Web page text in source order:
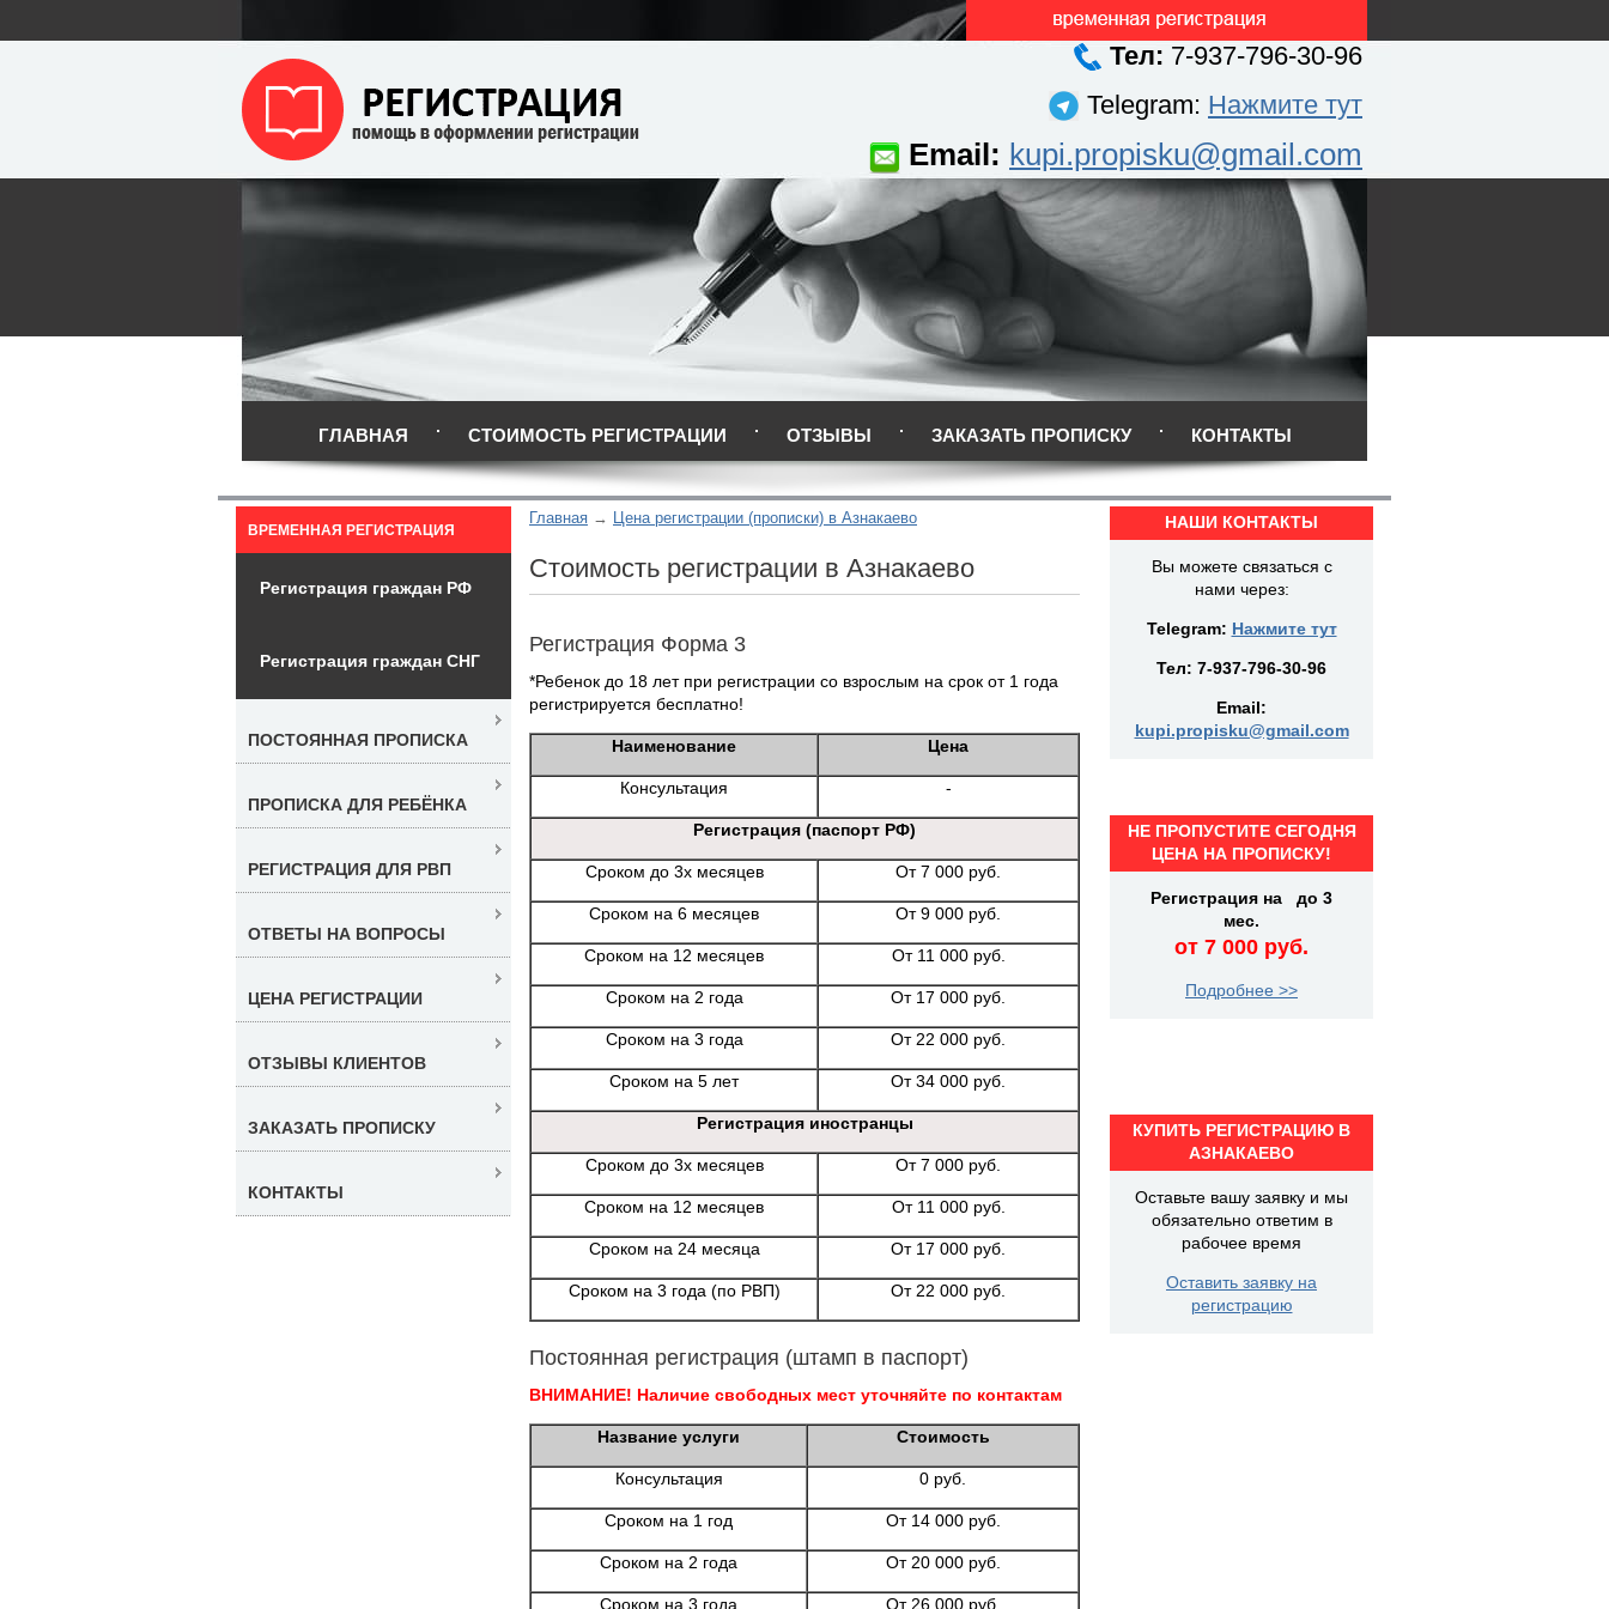
Тел: 7-937-796-30-96
Telegram: Нажмите тут
Email: kupi.propisku@gmail.com
ГЛАВНАЯ СТОИМОСТЬ РЕГИСТРАЦИИ ОТЗЫВЫ ЗАКАЗАТЬ ПРОПИСКУ КОНТАКТЫ
Главная Цена регистрации (прописки) в Азнакаево
Стоимость регистрации в Азнакаево
Регистрация Форма 3
*Ребенок до 18 лет при регистрации со взрослым на срок от 1 года
регистрируется бесплатно!
Наименование Цена
Консультация -
Регистрация (паспорт РФ)
Сроком до 3х месяцев От 7 000 руб.
Сроком на 6 месяцев От 9 000 руб.
Сроком на 12 месяцев От 11 000 руб.
Сроком на 2 года От 17 000 руб.
Сроком на 3 года От 22 000 руб.
Сроком на 5 лет От 34 000 руб.
Регистрация иностранцы
Сроком до 3х месяцев От 7 000 руб.
Сроком на 12 месяцев От 11 000 руб.
Сроком на 24 месяца От 17 000 руб.
Сроком на 3 года (по РВП) От 22 000 руб.
Постоянная регистрация (штамп в паспорт)
ВНИМАНИЕ! Наличие свободных мест уточняйте по контактам
Название услуги Стоимость
Консультация 0 руб.
Сроком на 1 год От 14 000 руб.
Сроком на 2 года От 20 000 руб.
Сроком на 3 года От 26 000 руб.
ВРЕМЕННАЯ РЕГИСТРАЦИЯ
Регистрация граждан РФ
Регистрация граждан СНГ
ПОСТОЯННАЯ ПРОПИСКА
ПРОПИСКА ДЛЯ РЕБЁНКА
РЕГИСТРАЦИЯ ДЛЯ РВП
ОТВЕТЫ НА ВОПРОСЫ
ЦЕНА РЕГИСТРАЦИИ
ОТЗЫВЫ КЛИЕНТОВ
ЗАКАЗАТЬ ПРОПИСКУ
КОНТАКТЫ
НАШИ КОНТАКТЫ
Вы можете связаться с
нами через:
Telegram: Нажмите тут
Тел: 7-937-796-30-96
Email:
kupi.propisku@gmail.com
НЕ ПРОПУСТИТЕ СЕГОДНЯ
ЦЕНА НА ПРОПИСКУ!
Регистрация на до 3
мес.
от 7 000 руб.
Подробнее >>
КУПИТЬ РЕГИСТРАЦИЮ В
АЗНАКАЕВО
Оставьте вашу заявку и мы
обязательно ответим в
рабочее время
Оставить заявку на
регистрацию